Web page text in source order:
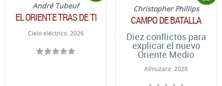
André Tubeuf
EL ORIENTE TRAS DE TI
Cielo eléctrico. 2026
Christopher Phillips
CAMPO DE BATALLA
Diez conflictos para
explicar el nuevo
Oriente Medio
Almuzara. 2026